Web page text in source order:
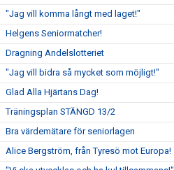
"Jag vill komma långt med laget!"
Helgens Seniormatcher!
Dragning Andelslotteriet
"Jag vill bidra så mycket som möjligt!"
Glad Alla Hjärtans Dag!
Träningsplan STÄNGD 13/2
Bra värdemätare för seniorlagen
Alice Bergström, från Tyresö mot Europa!